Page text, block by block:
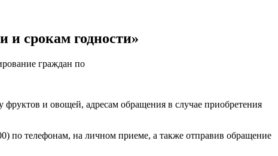
и срокам годности»
граждан по
и овощей, адресам обращения в случае приобретения
по телефонам, на личном приеме, а также отправив обращение